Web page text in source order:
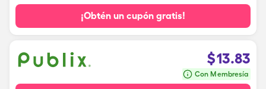
¡Obtén un cupón gratis!
$13.83
Con Membresía